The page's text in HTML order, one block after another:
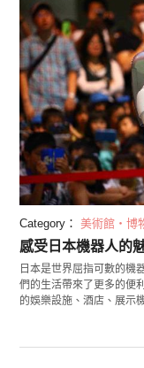
Category： 美術館・博
感受日本機器人的
日本是世界屈指可數的機
們的生活帶來了更多的便
的娛樂設施、酒店、展示